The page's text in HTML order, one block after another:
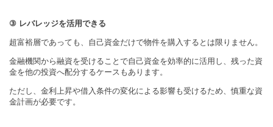
③ レバレッジを活用できる
超富裕層であっても、自己資金だけで物件を購入するとは限りません。
金融機関から融資を受けることで自己資金を効率的に活用し、残った資
金を他の投資へ配分するケースもあります。
ただし、金利上昇や借入条件の変化による影響も受けるため、慎重な資
金計画が必要です。